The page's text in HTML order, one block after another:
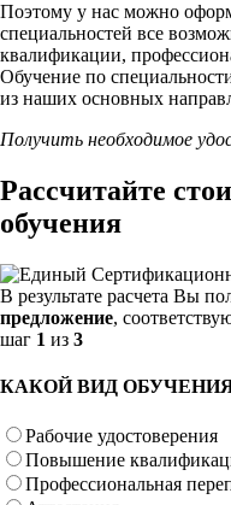
Поэтому у нас можно
специальностей все
квалификации,
Обучение по
из наших основных
Получить необходимое
Рассчитайте
обучения
В результате расчета Вы
предложение,
шаг 1 из 3
КАКОЙ ВИД
Рабочие удостоверения
Повышение
Профессиональная